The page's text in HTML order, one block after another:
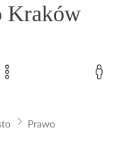
Kraków
Prawo